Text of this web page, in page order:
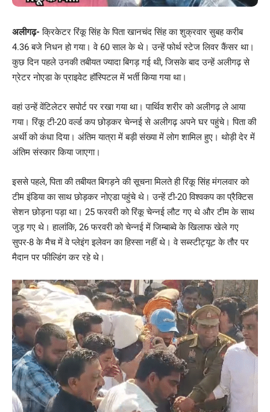
अलीगढ़- क्रिकेटर रिंकू सिंह के पिता खानचंद सिंह का शुक्रवार सुबह करीब
4.36 बजे निधन हो गया। वे 60 साल के थे। उन्हें फोर्थ स्टेज लिवर कैंसर था।
कुछ दिन पहले उनकी तबीयत ज्यादा बिगड़ गई थी, जिसके बाद उन्हें अलीगढ़ से
ग्रेटर नोएडा के प्राइवेट हॉस्पिटल में भर्ती किया गया था।
वहां उन्हें वेंटिलेटर सपोर्ट पर रखा गया था। पार्थिव शरीर को अलीगढ़ ले आया
गया। रिंकू टी-20 वर्ल्ड कप छोड़कर चेन्नई से अलीगढ़ अपने घर पहुंचे। पिता की
अर्थी को कंधा दिया। अंतिम यात्रा में बड़ी संख्या में लोग शामिल हुए। थोड़ी देर में
अंतिम संस्कार किया जाएगा।
इससे पहले, पिता की तबीयत बिगड़ने की सूचना मिलते ही रिंकू सिंह मंगलवार को
टीम इंडिया का साथ छोड़कर नोएडा पहुंचे थे। उन्हें टी-20 विश्वकप का प्रैक्टिस
सेशन छोड़ना पड़ा था। 25 फरवरी को रिंकू चेन्नई लौट गए थे और टीम के साथ
जुड़ गए थे। हालांकि, 26 फरवरी को चेन्नई में जिम्बाब्वे के खिलाफ खेले गए
सुपर-8 के मैच में वे प्लेइंग इलेवन का हिस्सा नहीं थे। वे सब्स्टीट्यूट के तौर पर
मैदान पर फील्डिंग कर रहे थे।